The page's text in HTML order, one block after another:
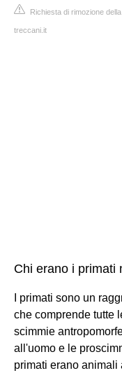
Richiesta di rimozione
treccani.it
Chi erano i primati
I primati sono un
che comprende tutte
scimmie
all'uomo e le
primati erano